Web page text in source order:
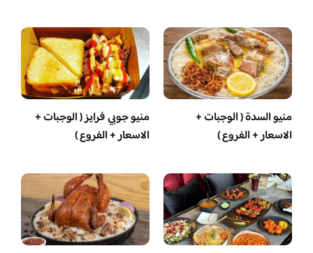
منيو السدة ( الوجبات +
الاسعار + الفروع )
منيو جوبي فرايز ( الوجبات +
الاسعار + الفروع )